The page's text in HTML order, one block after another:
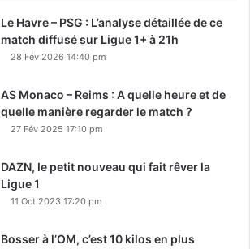
Le Havre – PSG : L’analyse détaillée de ce
match diffusé sur Ligue 1+ à 21h
28 Fév 2026 14:40 pm
AS Monaco – Reims : A quelle heure et de
quelle manière regarder le match ?
27 Fév 2025 17:10 pm
DAZN, le petit nouveau qui fait rêver la
Ligue 1
11 Oct 2023 17:20 pm
Bosser à l’OM, c’est 10 kilos en plus